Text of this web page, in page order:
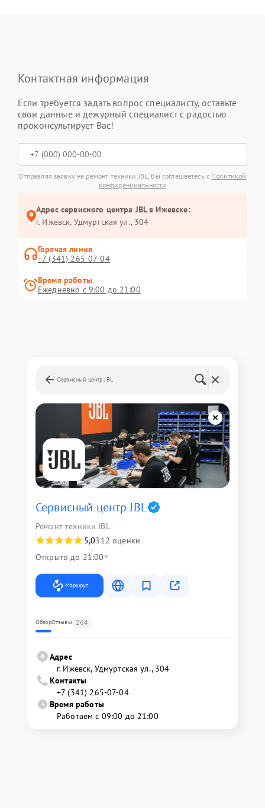
Контактная информация
Если требуется задать вопрос специалисту, оставьте
свои данные и дежурный специалист с радостью
проконсультирует Вас!
Отправляя заявку на ремонт техники JBL, Вы соглашаетесь с Политикой
конфиденциальности
Адрес сервисного центра JBL в Ижевске:
г. Ижевск, Удмуртская ул., 304
Горячая линия
+7 (341) 265-07-04
Время работы
Ежедневно с 9:00 до 21:00
Сервисный центр JBL
Сервисный центр JBL
Ремонт техники JBL
5,0312 оценки
Открыто до 21:00
Маршрут
ОбзорОтзывы 264
Адрес
г. Ижевск, Удмуртская ул., 304
Контакты
+7 (341) 265-07-04
Время работы
Работаем с 09:00 до 21:00